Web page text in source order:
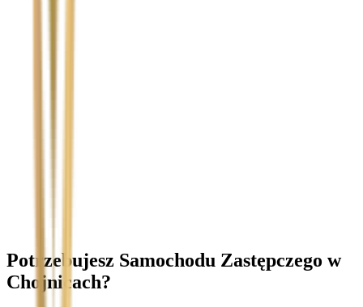
Potrzebujesz Samochodu Zastępczego w
Chojnicach?